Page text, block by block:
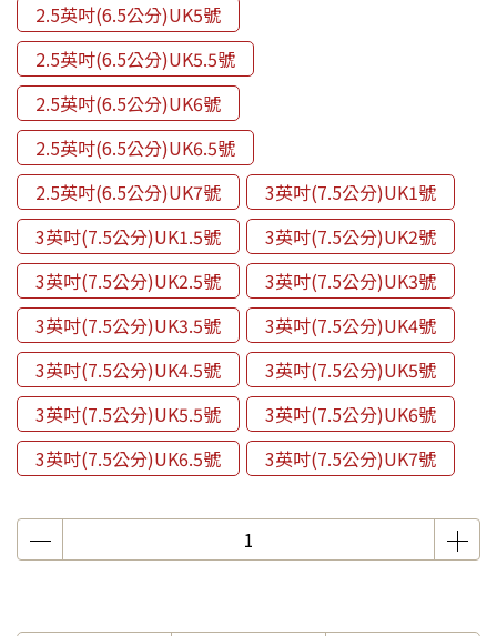
2.5英吋(6.5公分)UK5號
2.5英吋(6.5公分)UK5.5號
2.5英吋(6.5公分)UK6號
2.5英吋(6.5公分)UK6.5號
2.5英吋(6.5公分)UK7號
3英吋(7.5公分)UK1號
3英吋(7.5公分)UK1.5號
3英吋(7.5公分)UK2號
3英吋(7.5公分)UK2.5號
3英吋(7.5公分)UK3號
3英吋(7.5公分)UK3.5號
3英吋(7.5公分)UK4號
3英吋(7.5公分)UK4.5號
3英吋(7.5公分)UK5號
3英吋(7.5公分)UK5.5號
3英吋(7.5公分)UK6號
3英吋(7.5公分)UK6.5號
3英吋(7.5公分)UK7號